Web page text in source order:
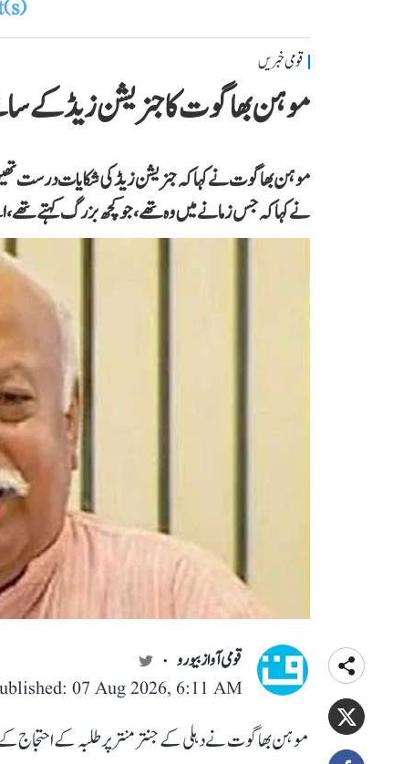
قومی خبریں
موہن بھاگوت کا جنریشن زیڈ کے
موہن بھاگوت نے کہاکہ جنریشن زیڈ کی شکایات درست
نے کہا کہ جس زمانے میں وہ تھے،جو کچھ بزرگ کہتے تھے،
قومی آواز بیورو
07 Aug 2026, 6:11 AM
موہن بھاگوت نے دہلی کے جنتر منتر پر طلبہ کے